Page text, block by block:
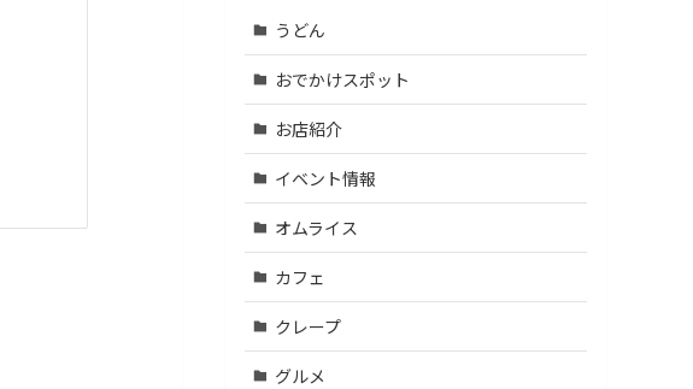
うどん
おでかけスポット
お店紹介
イベント情報
オムライス
カフェ
クレープ
グルメ